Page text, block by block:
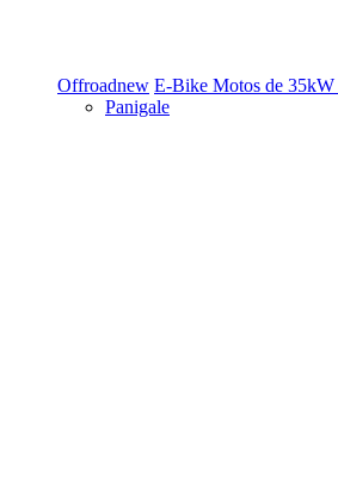
Offroadnew E-Bike Motos de 35kW
Panigale